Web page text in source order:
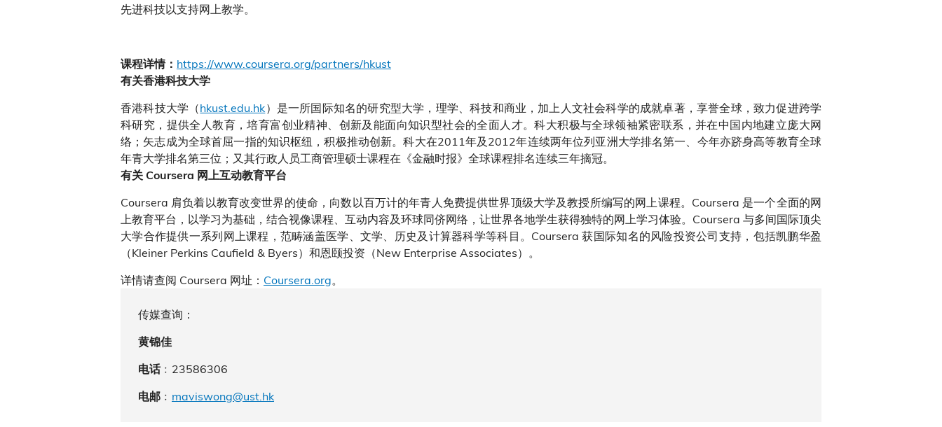
先进科技以支持网上教学。
课程详情： https://www.coursera.org/partners/hkust
有关香港科技大学
香港科技大学（hkust.edu.hk）是一所国际知名的研究型大学，理学、科技和商业，加上人文社会科学的成就卓著，享誉全球，致力促进跨学
科研究，提供全人教育，培育富创业精神、创新及能面向知识型社会的全面人才。科大积极与全球领袖紧密联系，并在中国内地建立庞大网
络；矢志成为全球首屈一指的知识枢纽，积极推动创新。科大在2011年及2012年连续两年位列亚洲大学排名第一、今年亦跻身高等教育全球
年青大学排名第三位；又其行政人员工商管理硕士课程在《金融时报》全球课程排名连续三年摘冠。
有关 Coursera 网上互动教育平台
Coursera 肩负着以教育改变世界的使命，向数以百万计的年青人免费提供世界顶级大学及教授所编写的网上课程。Coursera 是一个全面的网
上教育平台，以学习为基础，结合视像课程、互动内容及环球同侪网络，让世界各地学生获得独特的网上学习体验。Coursera 与多间国际顶尖
大学合作提供一系列网上课程，范畴涵盖医学、文学、历史及计算器科学等科目。Coursera 获国际知名的风险投资公司支持，包括凯鹏华盈
（Kleiner Perkins Caufield & Byers）和恩颐投资（New Enterprise Associates）。
详情请查阅 Coursera 网址： Coursera.org。
传媒查询：
黄锦佳
电话﹕23586306
电邮 ﹕ maviswong@ust.hk